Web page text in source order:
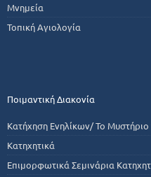
Μνημεία
Τοπική Αγιολογία
Ποιμαντική Διακονία
Κατήχηση Ενηλίκων/ Το
Κατηχητικά
Επιμορφωτικά Σεμινάρια